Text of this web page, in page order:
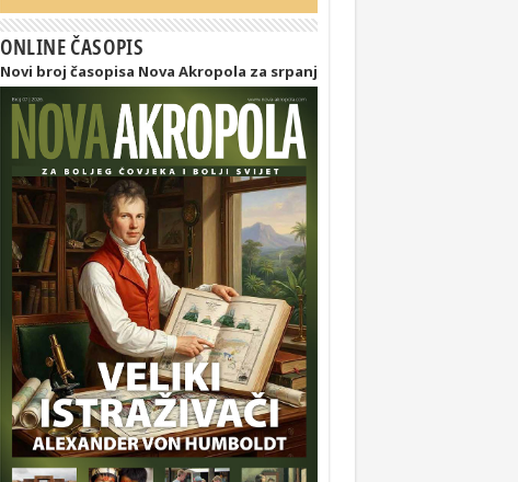
ONLINE ČASOPIS
Novi broj časopisa Nova Akropola za srpanj